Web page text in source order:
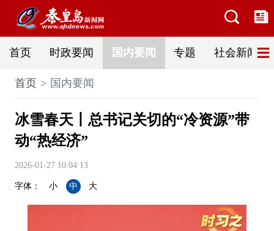
首页 时政要闻 国内要闻 专题 社会新闻
首页 国内要闻
冰雪春天丨总书记关切的“冷资源”带
动“热经济”
2026-01-27 10:04:13
字体： 小 中 大